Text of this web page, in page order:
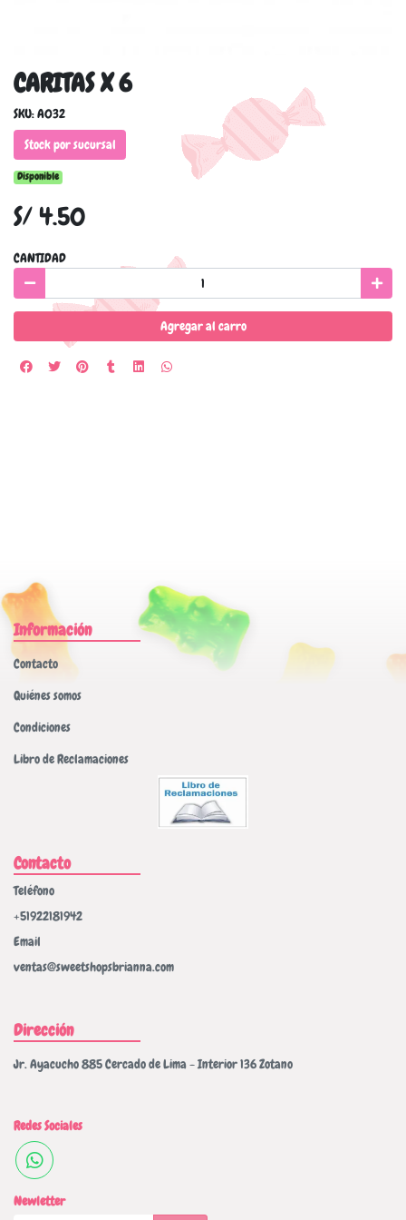
CARITAS X 6
SKU: A032
Stock por sucursal
Disponible
S/ 4.50
CANTIDAD
Agregar al carro
Información
Contacto
Quiénes somos
Condiciones
Libro de Reclamaciones
Contacto
Teléfono
+51922181942
Email
ventas@sweetshopsbrianna.com
Dirección
Jr. Ayacucho 885 Cercado de Lima - Interior 136 Zotano
Redes Sociales
Newletter